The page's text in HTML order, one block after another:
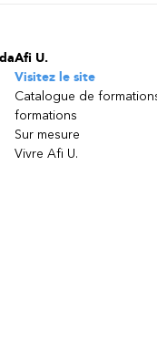
Afi U.
Visitez le site
Catalogue de
formations
Sur mesure
Vivre Afi U.